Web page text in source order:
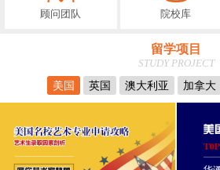
顾问团队 院校库
留学项目
STUDY PROJECT
美国
英国 澳大利亚 加拿大